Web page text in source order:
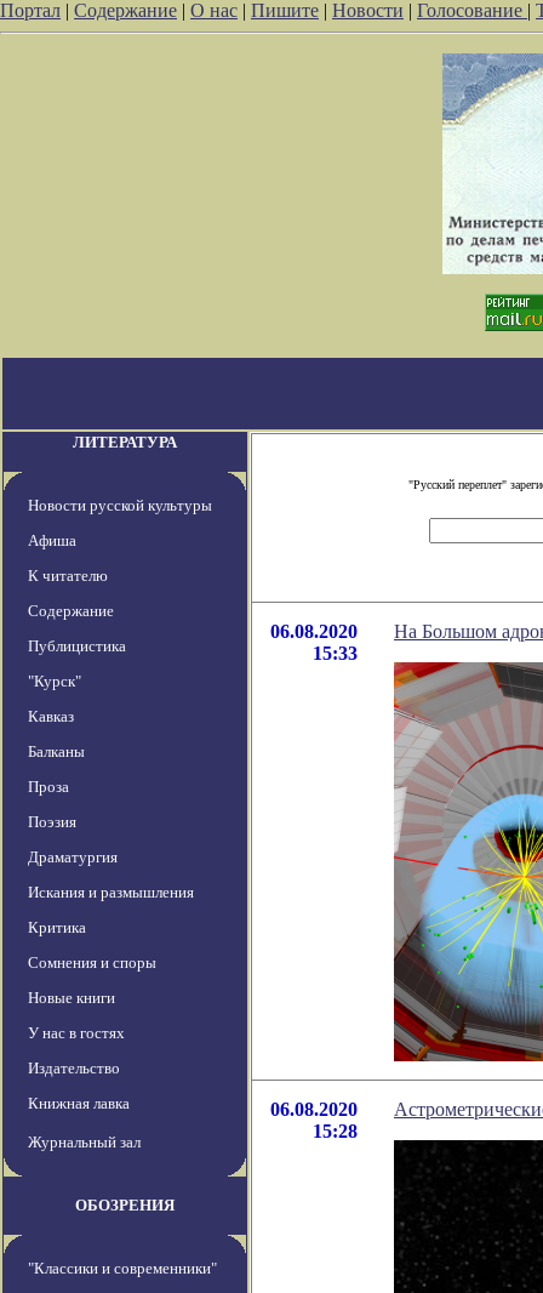
Портал | Содержание | О нас | Пишите | Новости | Голосование |
ЛИТЕРАТУРА
Новости русской культуры
Афиша
К читателю
Содержание
Публицистика
"Курск"
Кавказ
Балканы
Проза
Поэзия
Драматургия
Искания и размышления
Критика
Сомнения и споры
Новые книги
У нас в гостях
Издательство
Книжная лавка
Журнальный зал
ОБОЗРЕНИЯ
"Классики и современники"
"Русский переплет"
06.08.2020
15:33
На Большом
06.08.2020
15:28